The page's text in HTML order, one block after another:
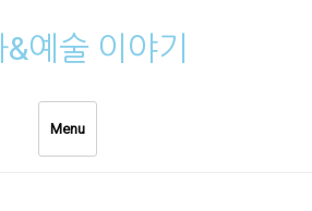
예술 이야기
Menu